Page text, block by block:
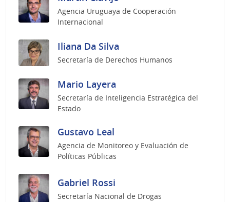
Agencia Uruguaya de Cooperación
Internacional
Iliana Da Silva
Secretaría de Derechos Humanos
Mario Layera
Secretaría de Inteligencia Estratégica del
Estado
Gustavo Leal
Agencia de Monitoreo y Evaluación de
Políticas Públicas
Gabriel Rossi
Secretaría Nacional de Drogas